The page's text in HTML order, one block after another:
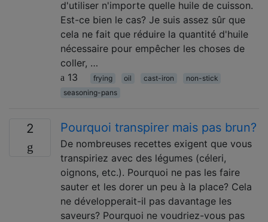
d'utiliser n'importe quelle huile de cuisson.
Est-ce bien le cas? Je suis assez sûr que
cela ne fait que réduire la quantité d'huile
nécessaire pour empêcher les choses de
coller, …
13
frying oil cast-iron
non-stick
seasoning-pans
2 Pourquoi transpirer mais pas brun?
De nombreuses recettes exigent que vous
transpiriez avec des légumes (céleri,
oignons, etc.). Pourquoi ne pas les faire
sauter et les dorer un peu à la place? Cela
ne développerait-il pas davantage les
saveurs? Pourquoi ne voudriez-vous pas